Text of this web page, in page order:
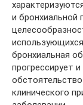
и бронхиальной
бронхиальная
прогрессирует
клинического